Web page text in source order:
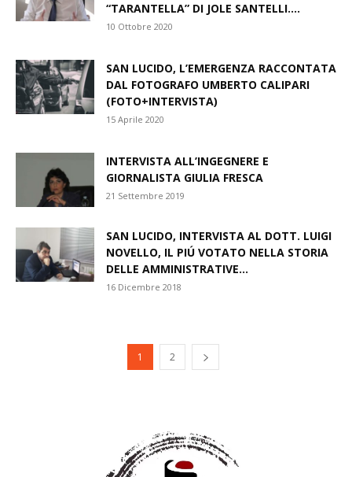
“TARANTELLA” DI JOLE SANTELLI….
10 Ottobre 2020
SAN LUCIDO, L’EMERGENZA RACCONTATA
DAL FOTOGRAFO UMBERTO CALIPARI
(FOTO+INTERVISTA)
15 Aprile 2020
INTERVISTA ALL’INGEGNERE E
GIORNALISTA GIULIA FRESCA
21 Settembre 2019
SAN LUCIDO, INTERVISTA AL DOTT. LUIGI
NOVELLO, IL PIÚ VOTATO NELLA STORIA
DELLE AMMINISTRATIVE...
16 Dicembre 2018
1 2